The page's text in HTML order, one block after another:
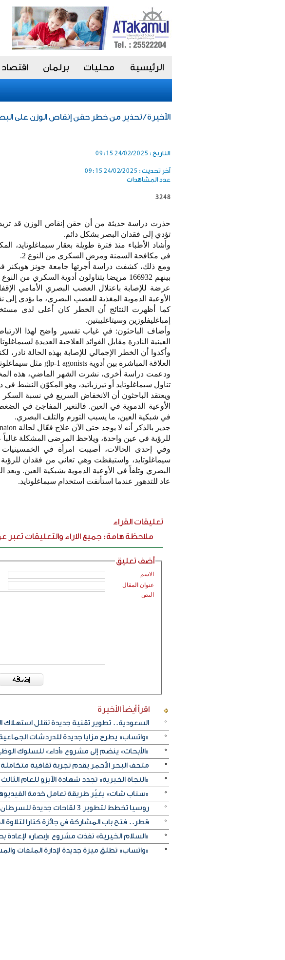
الرئيسية محليات برلمان اقتصاد
الأخيرة / تحذير من خطر حقن إنقاص الوزن على
التاريخ : 24/02/2025 09:15
آخر تحديث : 24/02/2025 09:15
عدد المشاهدات
3248
حذرت دراسة حديثة من أن حقن إنقاص الوزن قد
تؤدي إلى فقدان البصر بشكل دائم.
وأشاد الأطباء منذ فترة طويلة بعقار سيماغلوتايد،
في مكافحة السمنة ومرض السكري من النوع 2.
الأوعية الدموية المغذية للعصب البصري، ما يؤدي
كما أظهرت النتائج أن الخطر كان أعلى لدى
إمباغليفلوزين وسيتاغليبتين.
وأضاف الباحثون: في غياب تفسير واضح لهذا
العينية النادرة مقابل الفوائد العلاجية العديدة
وأكدوا أن الخطر الإجمالي للإصابة بهذه الحالة نادر،
العلاقة المباشرة بين أدوية glp-1 agonists مثل سيماغلوتايد وحدوث هذا المرض العيني.
تناول سيماغلوتايد أو تيرزباتيد، وهو المكوّن النشط
ويعتقد الباحثون أن الانخفاض السريع في نسبة
الأوعية الدموية في العين. فالتغير المفاجئ في
في شبكية العين، ما يسبب التورم والتلف البصري.
للرؤية في عين واحدة، ويلاحظ المرضى المشكلة غالباً
سيماغلوتايد، واستيقظت وهي تعاني من فقدان
البصري وتلفاً في الأوعية الدموية بشبكية العين.
عاد للتدهور عندما استأنفت استخدام سيماغلوتايد.
تعليقات القراء
ملاحظة هامة: جميع الاراء والتعليقات
أضف تعليق
الاسم
عنوان المقال
النص
اقرأ أيضاًالأخيرة
السعودية.. تطوير تقنية جديدة تقلل استهلاك
«واتساب» يطرح مزايا جديدة للدردشات
«الأبحاث» ينضم إلى مشروع «أداء» للسلوك
متحف البحر الأحمر يقدم تجربة ثقافية متكاملة
«النجاة الخيرية» تجدد شهادة الآيزو للعام الثالث
«سناب شات» يغيّر طريقة تعامل خدمة
روسيا تخطط لتطوير 3 لقاحات جديدة للسرطان
قطر.. فتح باب المشاركة في جائزة كتارا لتلاوة
«السلام الخيرية» نفذت مشروع «إبصار» لإعادة بصر نحو 2000
«واتساب» تطلق ميزة جديدة لإدارة الملفات